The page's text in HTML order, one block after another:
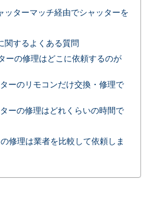
ッターマッチ経由でシャッターを
関するよくある質問
ーの修理はどこに依頼するのが
ーのリモコンだけ交換・修理で
ーの修理はどれくらいの時間で
修理は業者を比較して依頼しま